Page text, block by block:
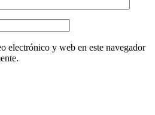
electrónico y web en este navegador